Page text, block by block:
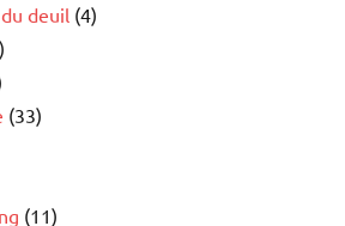
deuil (4)
(33)
(11)